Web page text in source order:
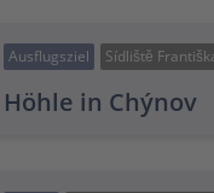
Ausflugsziel Sídliště
Höhle in Chýnov